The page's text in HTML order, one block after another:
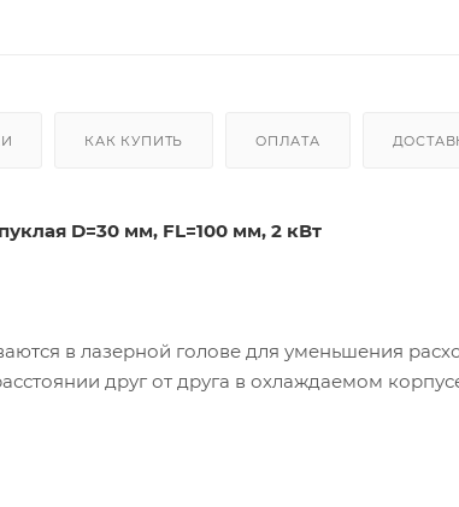
КАК КУПИТЬ ОПЛАТА
D=30 мм, FL=100 мм, 2 кВт
в лазерной голове для уменьшения
друг от друга в охлаждаемом